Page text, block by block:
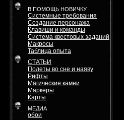
В ПОМОЩЬ НОВИЧКУ
Системные требования
Создание персонажа
Клавиши и команды
Система квестовых заданий
Макросы
Таблица опыта
СТАТЬИ
Полеты во сне и наяву
Рифты
Магические камни
Маркеры
Карты
МЕДИА
обои